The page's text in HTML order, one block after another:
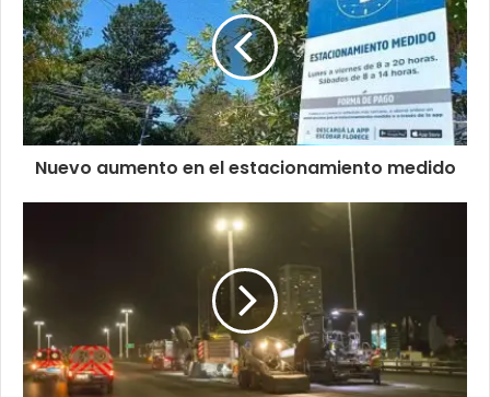
Nuevo aumento en el estacionamiento medido